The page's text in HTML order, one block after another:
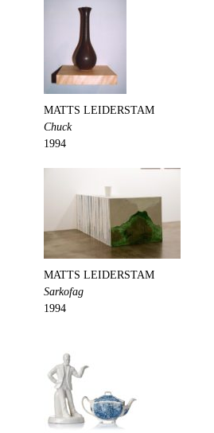
MATTS LEIDERSTAM
Chuck
1994
MATTS LEIDERSTAM
Sarkofag
1994